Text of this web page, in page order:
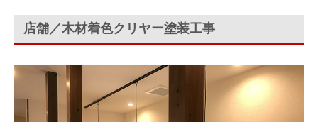
店舗／木材着色クリヤー塗装工事